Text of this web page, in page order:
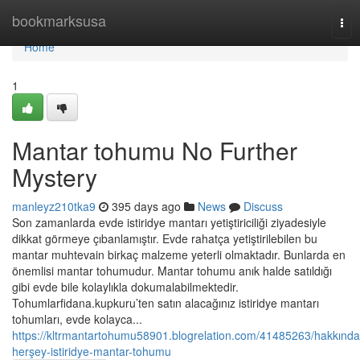
bookmarksusa
Home
Home
1
Mantar tohumu No Further
Mystery
manleyz210tka9 395 days ago News
Discuss
Son zamanlarda evde istiridye mantarı yetiştiriciliği ziyadesiyle
dikkat görmeye çıbanlamıştır. Evde rahatça yetiştirilebilen bu
mantar muhtevain birkaç malzeme yeterli olmaktadır. Bunlarda en
önemlisi mantar tohumudur. Mantar tohumu anık halde satıldığı
gibi evde bile kolaylıkla dokumalabilmektedir.
Tohumlarfidana.kupkuru’ten satın alacağınız istiridye mantarı
tohumları, evde kolayca...
https://kltrmantartohumu58901.blogrelation.com/41485263/
herşey-istiridye-mantar-tohumu